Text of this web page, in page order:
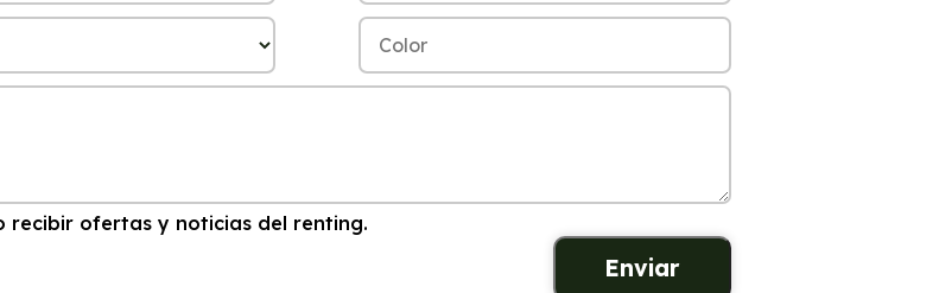
recibir ofertas y noticias del renting.